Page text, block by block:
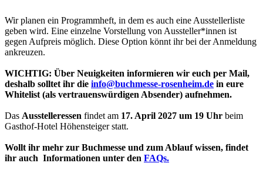
Wir planen ein Programmheft, in dem es auch eine Ausstellerliste
geben wird. Eine einzelne Vorstellung von Aussteller*innen ist
gegen Aufpreis möglich. Diese Option könnt ihr bei der Anmeldung
ankreuzen.
WICHTIG: Über Neuigkeiten informieren wir euch per Mail,
deshalb solltet ihr die info@buchmesse-rosenheim.de in eure
Whitelist (als vertrauenswürdigen Absender) aufnehmen.
Das Ausstelleressen findet am 17. April 2027 um 19 Uhr beim
Gasthof-Hotel Höhensteiger statt.
Wollt ihr mehr zur Buchmesse und zum Ablauf wissen, findet
ihr auch Informationen unter den FAQs.